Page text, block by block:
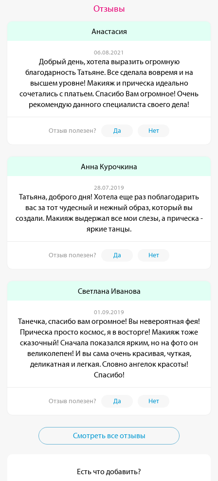
Отзывы
Анастасия
06.08.2021
Добрый день, хотела выразить огромную
благодарность Татьяне. Все сделала вовремя и на
высшем уровне! Макияж и прическа идеально
сочетались с платьем. Спасибо Вам огромное! Очень
рекомендую данного специалиста своего дела!
Отзыв полезен? Да Нет
Анна Курочкина
28.07.2019
Татьяна, доброго дня! Хотела еще раз поблагодарить
вас за тот чудесный и нежный образ, который вы
создали. Макияж выдержал все мои слезы, а прическа -
яркие танцы.
Отзыв полезен? Да Нет
Светлана Иванова
01.09.2019
Танечка, спасибо вам огромное! Вы невероятная фея!
Прическа просто космос, я в восторге! Макияж тоже
сказочный! Сначала показался ярким, но на фото он
великолепен! И вы сама очень красивая, чуткая,
деликатная и легкая. Словно ангелок красоты!
Спасибо!
Отзыв полезен? Да Нет
Смотреть все отзывы
Есть что добавить?